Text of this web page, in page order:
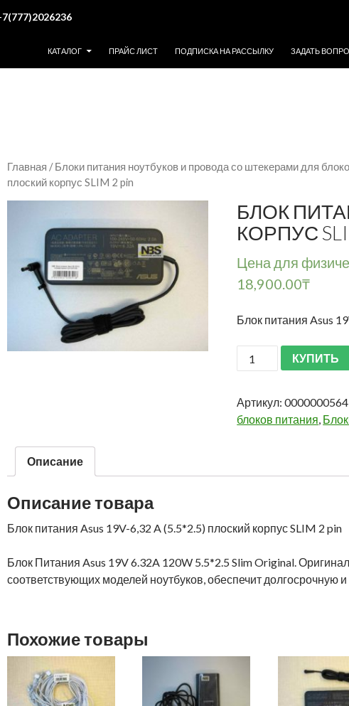
КАТАЛОГ
ПРАЙС ЛИСТ ПОДПИСКА НА РАССЫЛКУ ЗАДАТЬ
Главная /Блоки питания ноутбуков и провода со штекерами для
плоский корпус SLIM 2 pin
БЛОК
КОРПУС
Цена для
18,900.00₸
Блок питания Asus
КУПИТЬ
Артикул:
блоков питания
Описание
Описание товара
Блок питания Asus 19V-6,32 A (5.5*2.5) плоский корпус SLIM 2 pin
Блок Питания Asus 19V 6.32A 120W 5.5*2.5 Slim Original.
соответствующих моделей ноутбуков, обеспечит
Похожие товары